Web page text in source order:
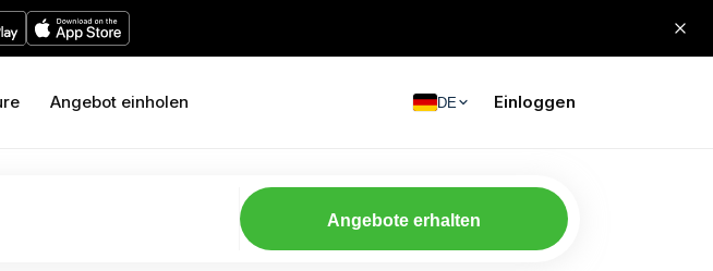
Angebot einholen DE Einloggen
Angebote erhalten